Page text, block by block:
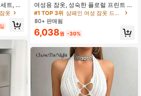
트, V
티 여
옷
여성용 잠옷, 성숙한 플로럴 프린트 새
틴 레이스 트림 잠옷 드레스, V넥 크리
스 크로스 오픈 백 스파게티 스트랩 슬
립 드레스, 편안한 로브
#1 TOP 3위
샴페인 여성 잠옷 드레스
80+ 판매됨
6,038원 -30%